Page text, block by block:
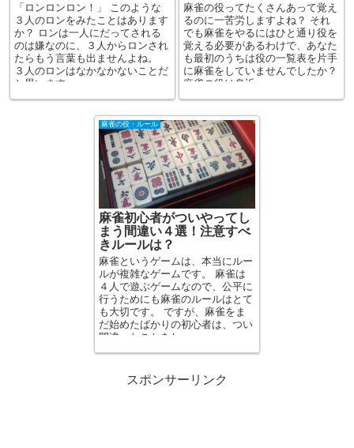
「ロンロンロン！」 このような
３人のロンをみたことはあります
か？ ロンは一人にだってされる
のは嫌なのに、３人からロンされ
たらもう言葉も出ませんよね。
３人のロンはなかなかないことだ
と思います...
麻雀の役ってたくさんあって覚え
るのに一苦労しますよね？ それ
でも麻雀をやるにはひと通り役を
覚える必要があるわけで、あなた
も最初のうちは役の一覧表を片手
に麻雀をしていませんでしたか？
麻雀の役は身近...
麻雀の役・ルール
麻雀初心者がついやってし
まう間違い４選！注意すべ
きルールは？
麻雀というゲームは、本当にルー
ルが複雑なゲームです。 麻雀は
４人で遊ぶゲームなので、公平に
行うためにも麻雀のルールはとて
も大切です。 ですが、麻雀をま
だ始めたばかりの初心者は、つい
間違ったことをし...
スポンサーリンク